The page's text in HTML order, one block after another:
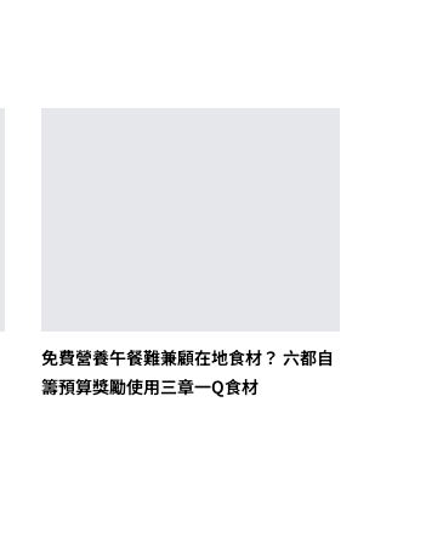
免費營養午餐難兼顧在地食材？ 六都自
籌預算獎勵使用三章一Q食材